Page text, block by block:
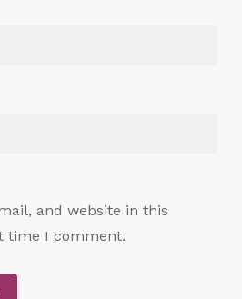
and website in this
time I comment.